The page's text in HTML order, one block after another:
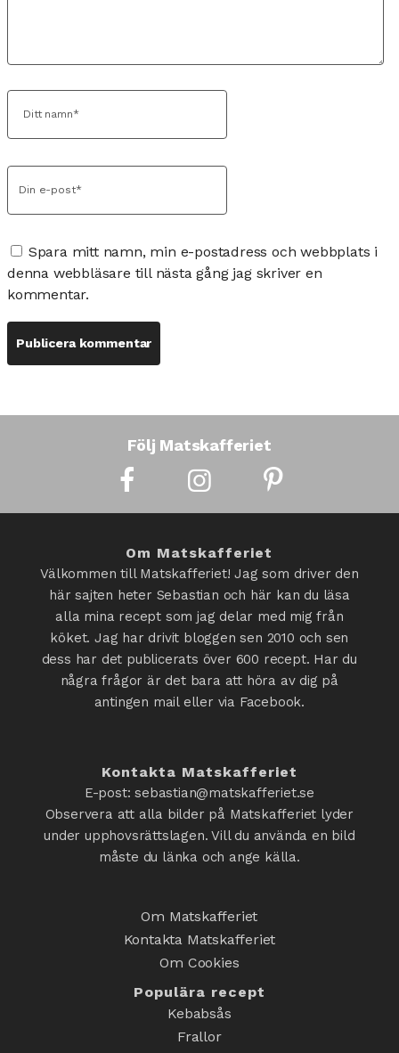
Spara mitt namn, min e-postadress och webbplats i
denna webbläsare till nästa gång jag skriver en
kommentar.
Följ Matskafferiet
Om Matskafferiet
Välkommen till Matskafferiet! Jag som driver den
här sajten heter Sebastian och här kan du läsa
alla mina recept som jag delar med mig från
köket. Jag har drivit bloggen sen 2010 och sen
dess har det publicerats över 600 recept. Har du
några frågor är det bara att höra av dig på
antingen mail eller via Facebook.
Kontakta Matskafferiet
E-post: sebastian@matskafferiet.se
Observera att alla bilder på Matskafferiet lyder
under upphovsrättslagen. Vill du använda en bild
måste du länka och ange källa.
Om Matskafferiet
Kontakta Matskafferiet
Om Cookies
Populära recept
Kebabsås
Frallor